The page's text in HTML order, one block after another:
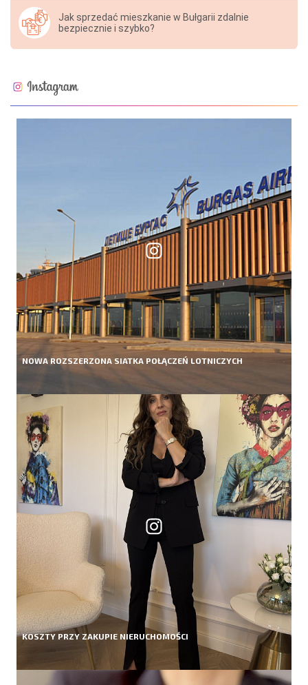
Jak sprzedać mieszkanie w Bułgarii zdalnie
bezpiecznie i szybko?
NOWA ROZSZERZONA SIATKA POŁĄCZEŃ LOTNICZYCH
KOSZTY PRZY ZAKUPIE NIERUCHOMOŚCI